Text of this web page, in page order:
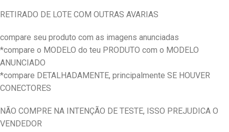
RETIRADO DE LOTE COM OUTRAS AVARIAS
compare seu produto com as imagens anunciadas
*compare o MODELO do teu PRODUTO com o MODELO
ANUNCIADO
*compare DETALHADAMENTE, principalmente SE HOUVER
CONECTORES
NÃO COMPRE NA INTENÇÃO DE TESTE, ISSO PREJUDICA O
VENDEDOR